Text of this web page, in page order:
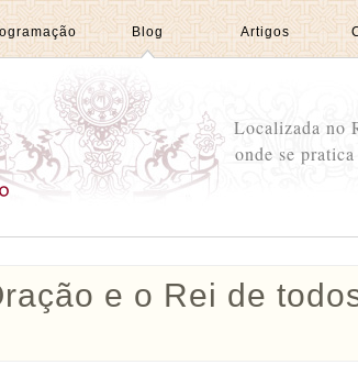
Blog Artigos
Localizada no
onde se
e o Rei de